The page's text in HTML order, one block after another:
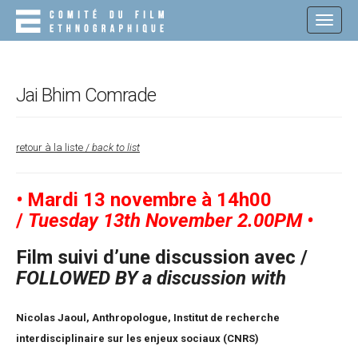
Jai Bhim Comrade
retour à la liste / back to list
• Mardi 13 novembre à 14h00
/ Tuesday 13th November 2.00PM •
Film suivi d’une discussion avec /
FOLLOWED BY a discussion with
Nicolas Jaoul, Anthropologue, Institut de recherche
interdisciplinaire sur les enjeux sociaux (CNRS)